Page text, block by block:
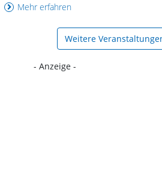
Mehr erfahren
Weitere
- Anzeige -